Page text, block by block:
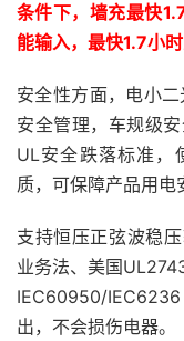
条件下，墙充最快
能输入，最快1.7小时
安全性方面，电小
安全管理，车规级
UL安全跌落标准，
质，可保障产品用电
支持恒压正弦波稳
业务法、美国
IEC60950/IEC6236
出，不会损伤电器。